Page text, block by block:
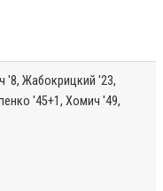
'8, Жабокрицкий '23,
'45+1, Хомич '49,